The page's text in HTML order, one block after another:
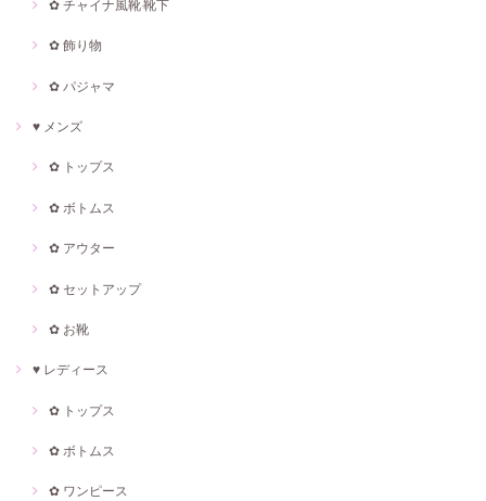
✿ チャイナ風靴·靴下
✿ 飾り物
✿ パジャマ
♥ メンズ
✿ トップス
✿ ボトムス
✿ アウター
✿ セットアップ
✿ お靴
♥ レディース
✿ トップス
✿ ボトムス
✿ ワンピース